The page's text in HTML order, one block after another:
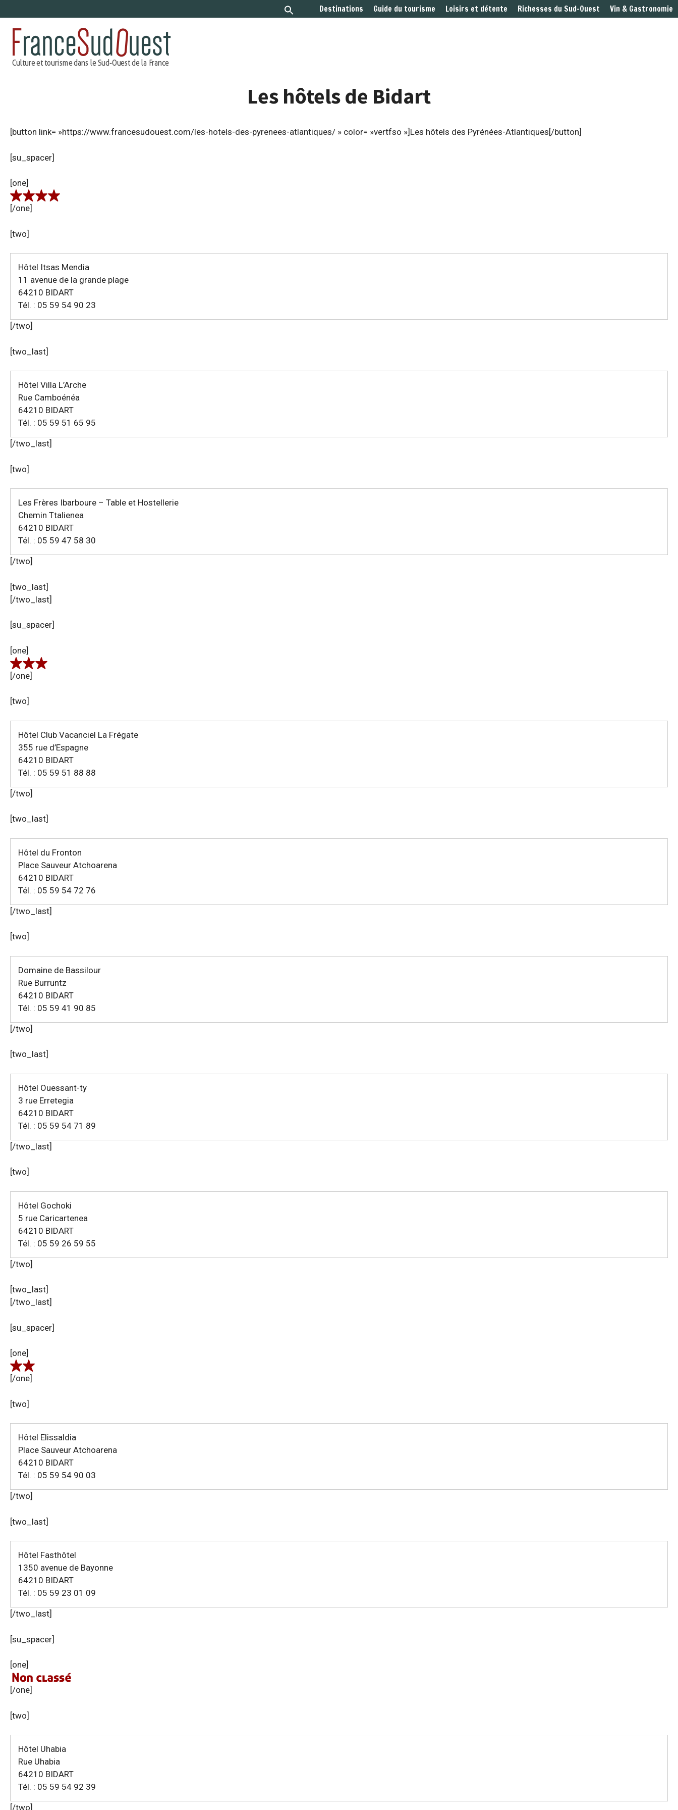
au
contenu
Destinations Guide du tourisme Loisirs et détente Richesses du Sud-Ouest Vin & Gastronomie
Les hôtels de Bidart
[button link= »https://www.francesudouest.com/les-hotels-des-pyrenees-atlantiques/ » color= »vertfso »]Les hôtels des Pyrénées-Atlantiques[/button]
[su_spacer]
[one]
[/one]
[two]
Hôtel Itsas Mendia
11 avenue de la grande plage
64210 BIDART
Tél. : 05 59 54 90 23
[/two]
[two_last]
Hôtel Villa L’Arche
Rue Camboénéa
64210 BIDART
Tél. : 05 59 51 65 95
[/two_last]
[two]
Les Frères Ibarboure – Table et Hostellerie
Chemin Ttalienea
64210 BIDART
Tél. : 05 59 47 58 30
[/two]
[two_last]
[/two_last]
[su_spacer]
[one]
[/one]
[two]
Hôtel Club Vacanciel La Frégate
355 rue d’Espagne
64210 BIDART
Tél. : 05 59 51 88 88
[/two]
[two_last]
Hôtel du Fronton
Place Sauveur Atchoarena
64210 BIDART
Tél. : 05 59 54 72 76
[/two_last]
[two]
Domaine de Bassilour
Rue Burruntz
64210 BIDART
Tél. : 05 59 41 90 85
[/two]
[two_last]
Hôtel Ouessant-ty
3 rue Erretegia
64210 BIDART
Tél. : 05 59 54 71 89
[/two_last]
[two]
Hôtel Gochoki
5 rue Caricartenea
64210 BIDART
Tél. : 05 59 26 59 55
[/two]
[two_last]
[/two_last]
[su_spacer]
[one]
[/one]
[two]
Hôtel Elissaldia
Place Sauveur Atchoarena
64210 BIDART
Tél. : 05 59 54 90 03
[/two]
[two_last]
Hôtel Fasthôtel
1350 avenue de Bayonne
64210 BIDART
Tél. : 05 59 23 01 09
[/two_last]
[su_spacer]
[one]
[/one]
[two]
Hôtel Uhabia
Rue Uhabia
64210 BIDART
Tél. : 05 59 54 92 39
[/two]